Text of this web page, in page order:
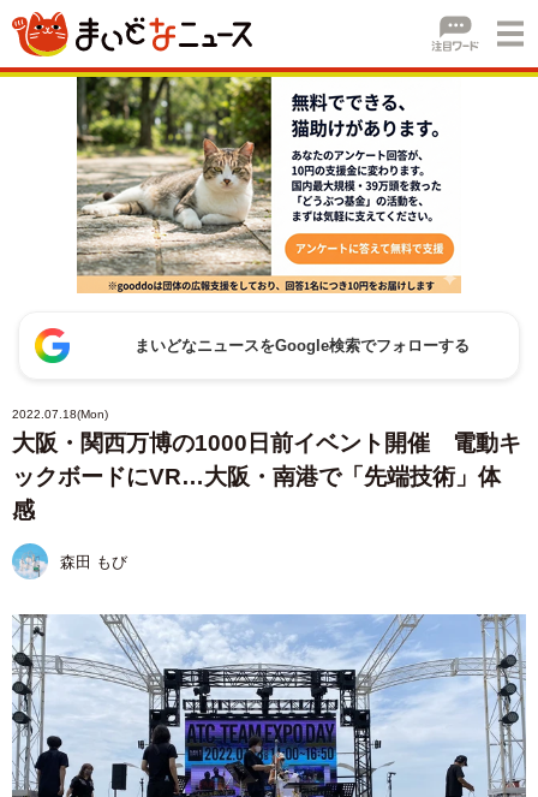
まいどなニュースをGoogle検索でフォローする
2022.07.18(Mon)
大阪・関西万博の1000日前イベント開催 電動キ
ックボードにVR…大阪・南港で「先端技術」体
感
森田 もび